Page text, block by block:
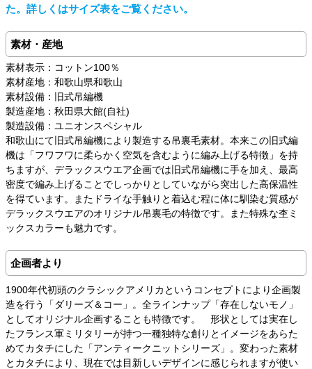
た。詳しくはサイズ表をご覧ください。
素材・産地
素材表示：コットン100％
素材産地：和歌山県和歌山
素材設備：旧式吊編機
製造産地：秋田県大館(自社)
製造設備：ユニオンスペシャル
和歌山にて旧式吊編機により製造する吊裏毛素材。本来この旧式編
機は「フワフワに柔らかく空気を含むように編み上げる特徴」を持
ちますが、デラックスウエア企画では旧式吊編機に手を加え、最高
密度で編み上げることでしっかりとしていながら突出した高保温性
を得ています。またドライな手触りと着込む程に体に馴染む質感が
デラックスウエアのオリジナル吊裏毛の特徴です。また特殊な杢ミ
ックスカラーも魅力です。
企画者より
1900年代初頭のクラシックアメリカというコンセプトにより企画製
造を行う「ダリーズ＆コー」。全ラインナップ「存在しないモノ」
としてオリジナル企画することも特徴です。 形状としては実在し
たフランス軍ミリタリーが持つ一種独特な創りとイメージをあらた
めてカタチにした「アンティークニットシリーズ」。変わった素材
とカタチにより、現在では目新しいデザインに感じられますが使い